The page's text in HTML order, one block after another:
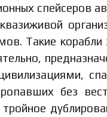
спейсеров
Такие
без
тройное